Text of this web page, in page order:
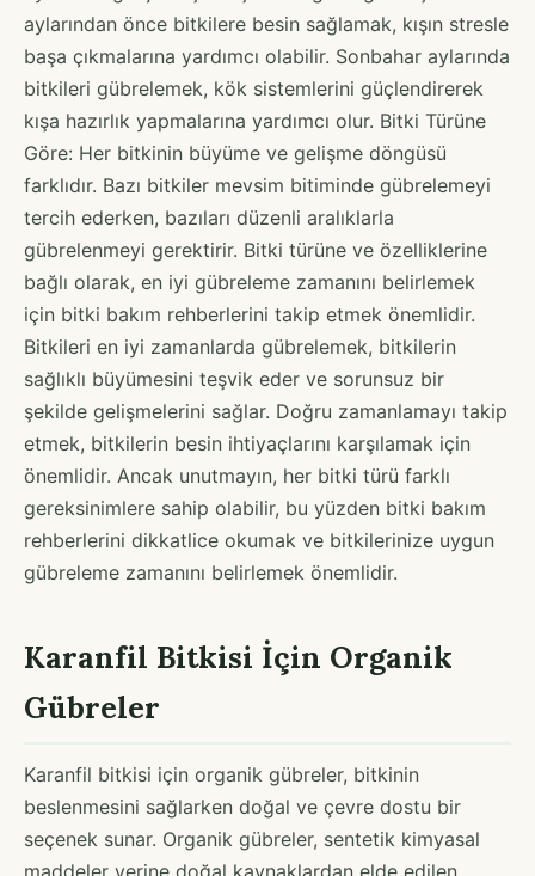
aylarından önce bitkilere besin sağlamak, kışın stresle
başa çıkmalarına yardımcı olabilir. Sonbahar aylarında
bitkileri gübrelemek, kök sistemlerini güçlendirerek
kışa hazırlık yapmalarına yardımcı olur. Bitki Türüne
Göre: Her bitkinin büyüme ve gelişme döngüsü
farklıdır. Bazı bitkiler mevsim bitiminde gübrelemeyi
tercih ederken, bazıları düzenli aralıklarla
gübrelenmeyi gerektirir. Bitki türüne ve özelliklerine
bağlı olarak, en iyi gübreleme zamanını belirlemek
için bitki bakım rehberlerini takip etmek önemlidir.
Bitkileri en iyi zamanlarda gübrelemek, bitkilerin
sağlıklı büyümesini teşvik eder ve sorunsuz bir
şekilde gelişmelerini sağlar. Doğru zamanlamayı takip
etmek, bitkilerin besin ihtiyaçlarını karşılamak için
önemlidir. Ancak unutmayın, her bitki türü farklı
gereksinimlere sahip olabilir, bu yüzden bitki bakım
rehberlerini dikkatlice okumak ve bitkilerinize uygun
gübreleme zamanını belirlemek önemlidir.
Karanfil Bitkisi İçin Organik
Gübreler
Karanfil bitkisi için organik gübreler, bitkinin
beslenmesini sağlarken doğal ve çevre dostu bir
seçenek sunar. Organik gübreler, sentetik kimyasal
maddeler yerine doğal kaynaklardan elde edilen